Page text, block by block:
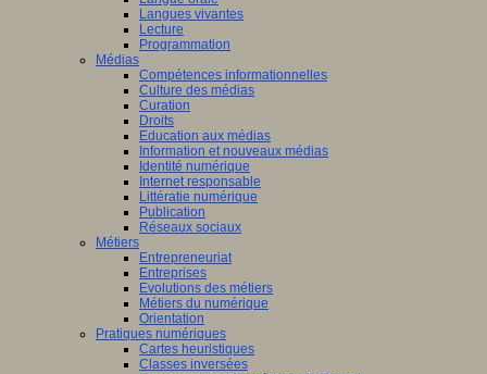
Langues vivantes
Lecture
Programmation
Médias
Compétences informationnelles
Culture des médias
Curation
Droits
Education aux médias
Information et nouveaux médias
Identité numérique
Internet responsable
Littératie numérique
Publication
Réseaux sociaux
Métiers
Entrepreneuriat
Entreprises
Evolutions des métiers
Métiers du numérique
Orientation
Pratiques numériques
Cartes heuristiques
Classes inversées